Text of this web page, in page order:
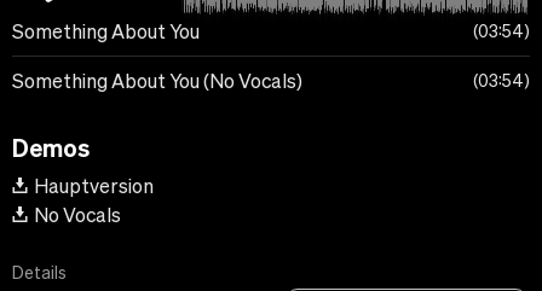
Something About You 03:54
Something About You (No Vocals) 03:54
Demos
Hauptversion
No Vocals
Details